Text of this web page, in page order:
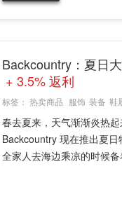
Backcountry：夏日
+ 3.5% 返利
标签： 热卖商品 服饰 装备 鞋
春去夏来，天气渐渐炎热
Backcountry 现在推出夏
全家人去海边乘凉的时候